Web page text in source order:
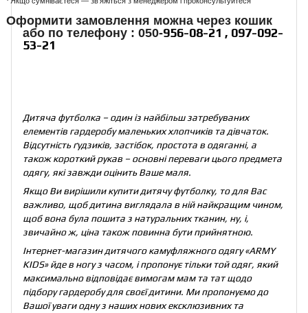
Оформити замовлення можна через кошик
або по телефону : 050-956-08-21 , 097-092-
53-21
Дитяча футболка – один із найбільш затребуваних
елементів гардеробу маленьких хлопчиків та дівчаток.
Відсутність ґудзиків, застібок, простота в одяганні, а
також короткий рукав – основні переваги цього предмета
одягу, які завжди оцінить Ваше маля.
Якщо Ви вирішили купити дитячу футболку, то для Вас
важливо, щоб дитина виглядала в ній найкращим чином,
щоб вона була пошита з натуральних тканин, ну, і,
звичайно ж, ціна також повинна бути прийнятною.
Інтернет-магазин дитячого камуфляжного одягу «ARMY
KIDS» йде в ногу з часом, і пропонує тільки той одяг, який
максимально відповідає вимогам мам та тат щодо
підбору гардеробу для своєї дитини. Ми пропонуємо до
Вашої уваги одну з наших нових ексклюзивних та